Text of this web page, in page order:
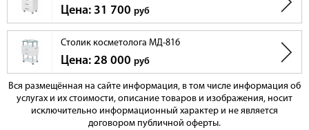
Цена: 31 700 руб
Столик косметолога МД-816
Цена: 28 000 руб
Вся размещённая на сайте информация, в том числе информация об
услугах и их стоимости, описание товаров и изображения, носит
исключительно информационный характер и не является
договором публичной оферты.